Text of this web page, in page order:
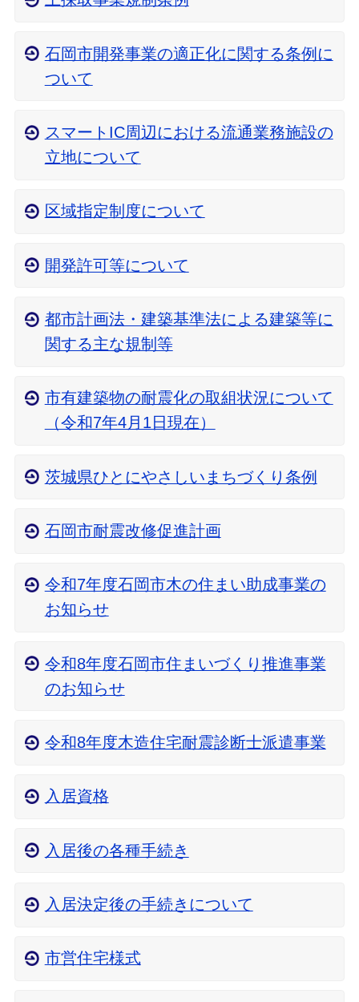
石岡市開発事業の適正化に関する条例に
ついて
スマートIC周辺における流通業務施設の
立地について
区域指定制度について
開発許可等について
都市計画法・建築基準法による建築等に
関する主な規制等
市有建築物の耐震化の取組状況について
（令和7年4月1日現在）
茨城県ひとにやさしいまちづくり条例
石岡市耐震改修促進計画
令和7年度石岡市木の住まい助成事業の
お知らせ
令和8年度石岡市住まいづくり推進事業
のお知らせ
令和8年度木造住宅耐震診断士派遣事業
入居資格
入居後の各種手続き
入居決定後の手続きについて
市営住宅様式